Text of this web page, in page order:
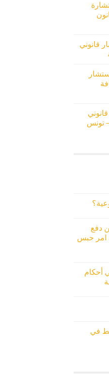
قانوني
– تونس
دفع
امر حبس
أحكام
في